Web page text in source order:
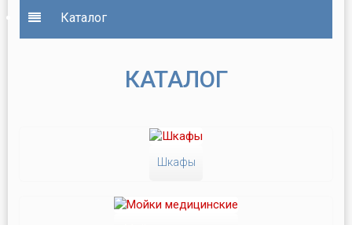
Каталог
КАТАЛОГ
Шкафы